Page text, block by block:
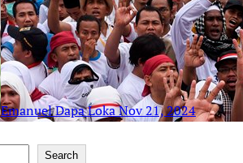
Emanuel Dapa LokaNov 21, 2024
Search